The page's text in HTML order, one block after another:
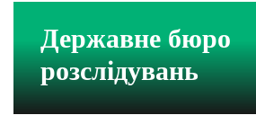
Державне бюро
розслідувань